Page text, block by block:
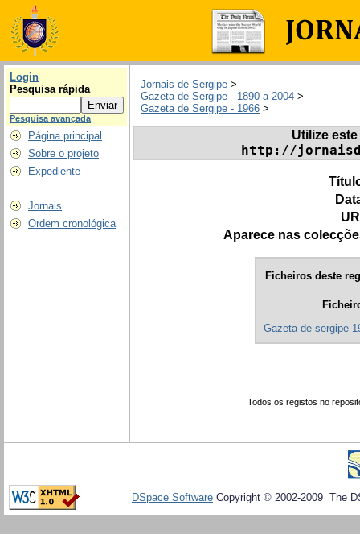
Login
Pesquisa rápida
Pesquisa avançada
Página principal
Sobre o projeto
Expediente
Jornais
Ordem cronológica
Jornais de Sergipe >
Gazeta de Sergipe - 1890 a 2004 >
Gazeta de Sergipe - 1966 >
Utilize
http://
Aparece nas
Ficheiros deste
Gazeta de sergipe
Todos os registos no
DSpace Software Copyright © 2002-2009 The